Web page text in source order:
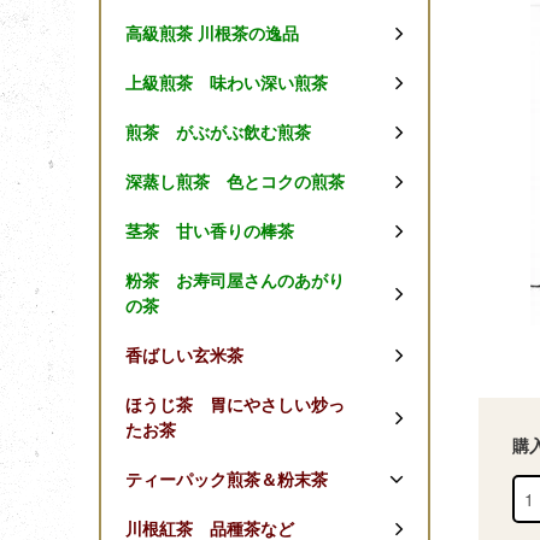
購
高級煎茶 川根茶の逸品
上級煎茶 味わい深い煎茶
煎茶 がぶがぶ飲む煎茶
深蒸し煎茶 色とコクの煎茶
茎茶 甘い香りの棒茶
粉茶 お寿司屋さんのあがり
の茶
香ばしい玄米茶
ほうじ茶 胃にやさしい炒っ
たお茶
ティーパック煎茶＆粉末茶
川根紅茶 品種茶など